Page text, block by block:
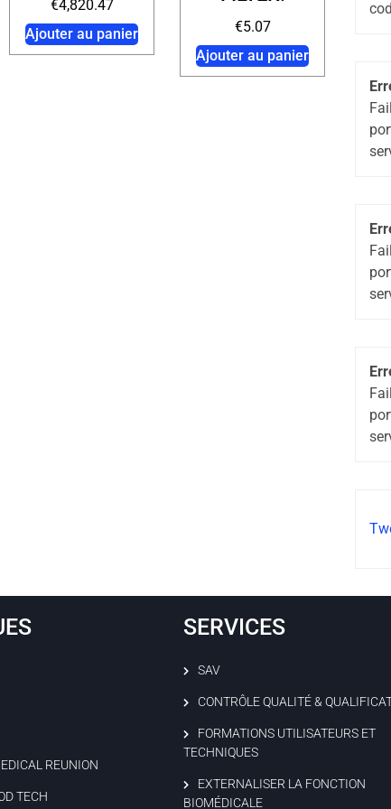
€4,820.47
Ajouter au panier
€5.07
Ajouter au panier
REUNION
TECH
SERVICES
SAV
CONTRÔLE QUALITÉ &
FORMATIONS UTILISATEURS ET
TECHNIQUES
EXTERNALISER LA FONCTION
BIOMÉDICALE